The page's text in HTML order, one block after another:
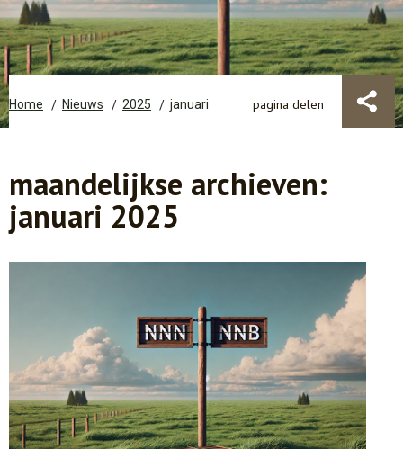
Home Nieuws 2025 januari pagina delen
maandelijkse archieven:
januari 2025